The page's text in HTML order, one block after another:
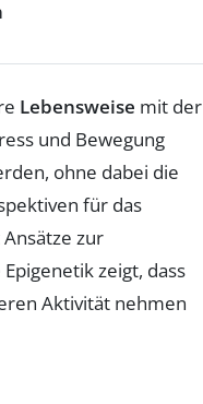
Lebensweise mit der
und Bewegung
ohne dabei die
für das
zur
zeigt, dass
Aktivität nehmen